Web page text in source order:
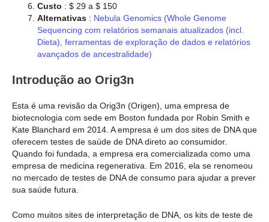
Custo : $ 29 a $ 150
Alternativas : Nebula Genomics (Whole Genome
Sequencing com relatórios semanais atualizados (incl.
Dieta), ferramentas de exploração de dados e relatórios
avançados de ancestralidade)
Introdução ao Orig3n
Esta é uma revisão da Orig3n (Origen), uma empresa de
biotecnologia com sede em Boston fundada por Robin Smith e
Kate Blanchard em 2014. A empresa é um dos sites de DNA que
oferecem testes de saúde de DNA direto ao consumidor.
Quando foi fundada, a empresa era comercializada como uma
empresa de medicina regenerativa. Em 2016, ela se renomeou
no mercado de testes de DNA de consumo para ajudar a prever
sua saúde futura.
Como muitos sites de interpretação de DNA, os kits de teste de